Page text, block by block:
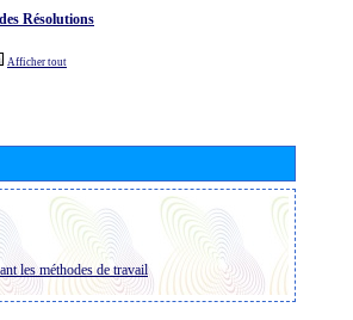
Résolutions
Afficher tout
les méthodes de travail